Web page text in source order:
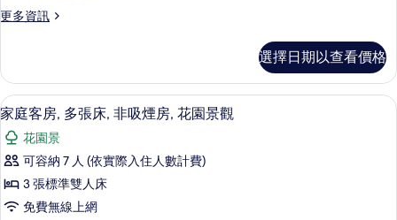
煙
所
有
相
片
吸
詳
情
多
床,
非
吸
煙
房,
花
園
更多資訊
更
客
房,
多
張
床,
非
煙
房,
選擇日期以查看價格
顯
示
家
庭
客
家庭客房, 多張床, 非吸煙房, 花園景
8
家庭客房, 多張床, 非吸煙房, 花園景觀
花園景
可容納 7 人 (依實際入住人數計費)
3 張標準雙人床
免費無線上網